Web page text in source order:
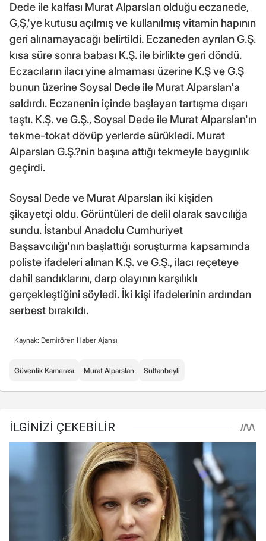
Dede ile kalfası Murat Alparslan olduğu eczanede,
G,Ş,'ye kutusu açılmış ve kullanılmış vitamin hapının
geri alınamayacağı belirtildi. Eczaneden ayrılan G.Ş.
kısa süre sonra babası K.Ş. ile birlikte geri döndü.
Eczacıların ilacı yine almaması üzerine K.Ş ve G.Ş
bunun üzerine Soysal Dede ile Murat Alparslan'a
saldırdı. Eczanenin içinde başlayan tartışma dışarı
taştı. K.Ş. ve G.Ş., Soysal Dede ile Murat Alparslan'ın
tekme-tokat dövüp yerlerde sürükledi. Murat
Alparslan G.Ş.?nin başına attığı tekmeyle baygınlık
geçirdi.
Soysal Dede ve Murat Alparslan iki kişiden
şikayetçi oldu. Görüntüleri de delil olarak savcılığa
sundu. İstanbul Anadolu Cumhuriyet
Başsavcılığı'nın başlattığı soruşturma kapsamında
poliste ifadeleri alınan K.Ş. ve G.Ş., ilacı reçeteye
dahil sandıklarını, darp olayının karşılıklı
gerçekleştiğini söyledi. İki kişi ifadelerinin ardından
serbest bırakıldı.
Kaynak: Demirören Haber Ajansı
Güvenlik Kamerası Murat Alparslan Sultanbeyli